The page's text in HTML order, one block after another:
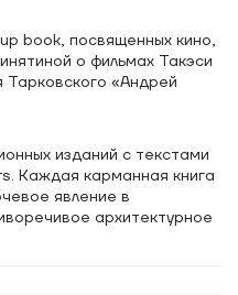
book, посвященных кино,
о фильмах Такэси
«Андрей
изданий с текстами
Каждая карманная книга
явление в
архитектурное